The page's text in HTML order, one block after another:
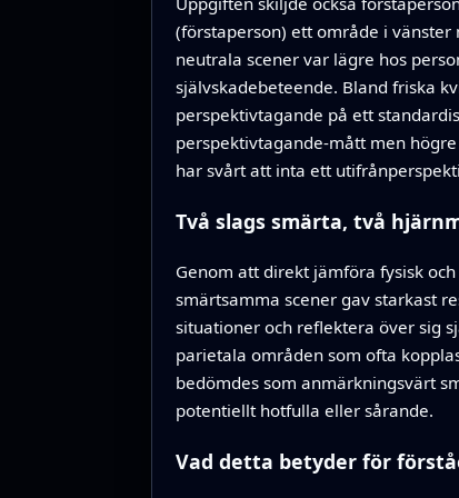
(förstaperson) ett område i
neutrala scener var lägre hos
självskadebeteende. Bland friska
perspektivtagande på ett
perspektivtagande-mått men
har svårt att inta ett
Två slags smärta, två
Genom att direkt jämföra fysisk
smärtsamma scener gav starkast
situationer och reflektera över sig
parietala områden som ofta
bedömdes som anmärkningsvärt
potentiellt hotfulla eller sårande.
Vad detta betyder för